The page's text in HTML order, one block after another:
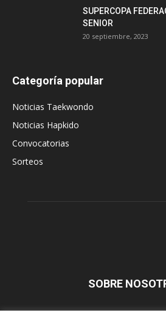
SUPERCOPA
SENIOR
20 septiembre, 2023
Categoría popular
Noticias Taekwondo
Noticias Hapkido
Convocatorias
Sorteos
SOBRE